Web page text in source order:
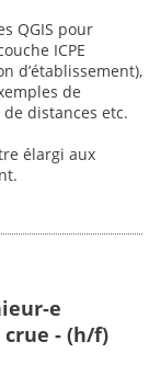
QGIS pour
ICPE
d’établissement),
de
distances etc.
élargi aux
e
- (h/f)